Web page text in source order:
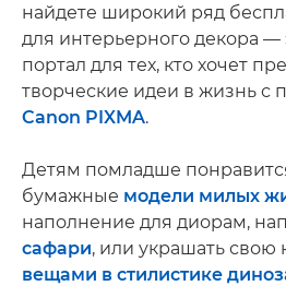
найдете широкий ряд
для интерьерного декора —
портал для тех, кто хочет
творческие идеи в жизнь с
Canon PIXMA.
Детям помладше
бумажные модели милых
наполнение для диорам,
сафари, или украшать
вещами в стилистике